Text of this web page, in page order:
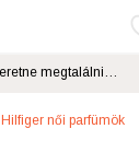
női parfümök